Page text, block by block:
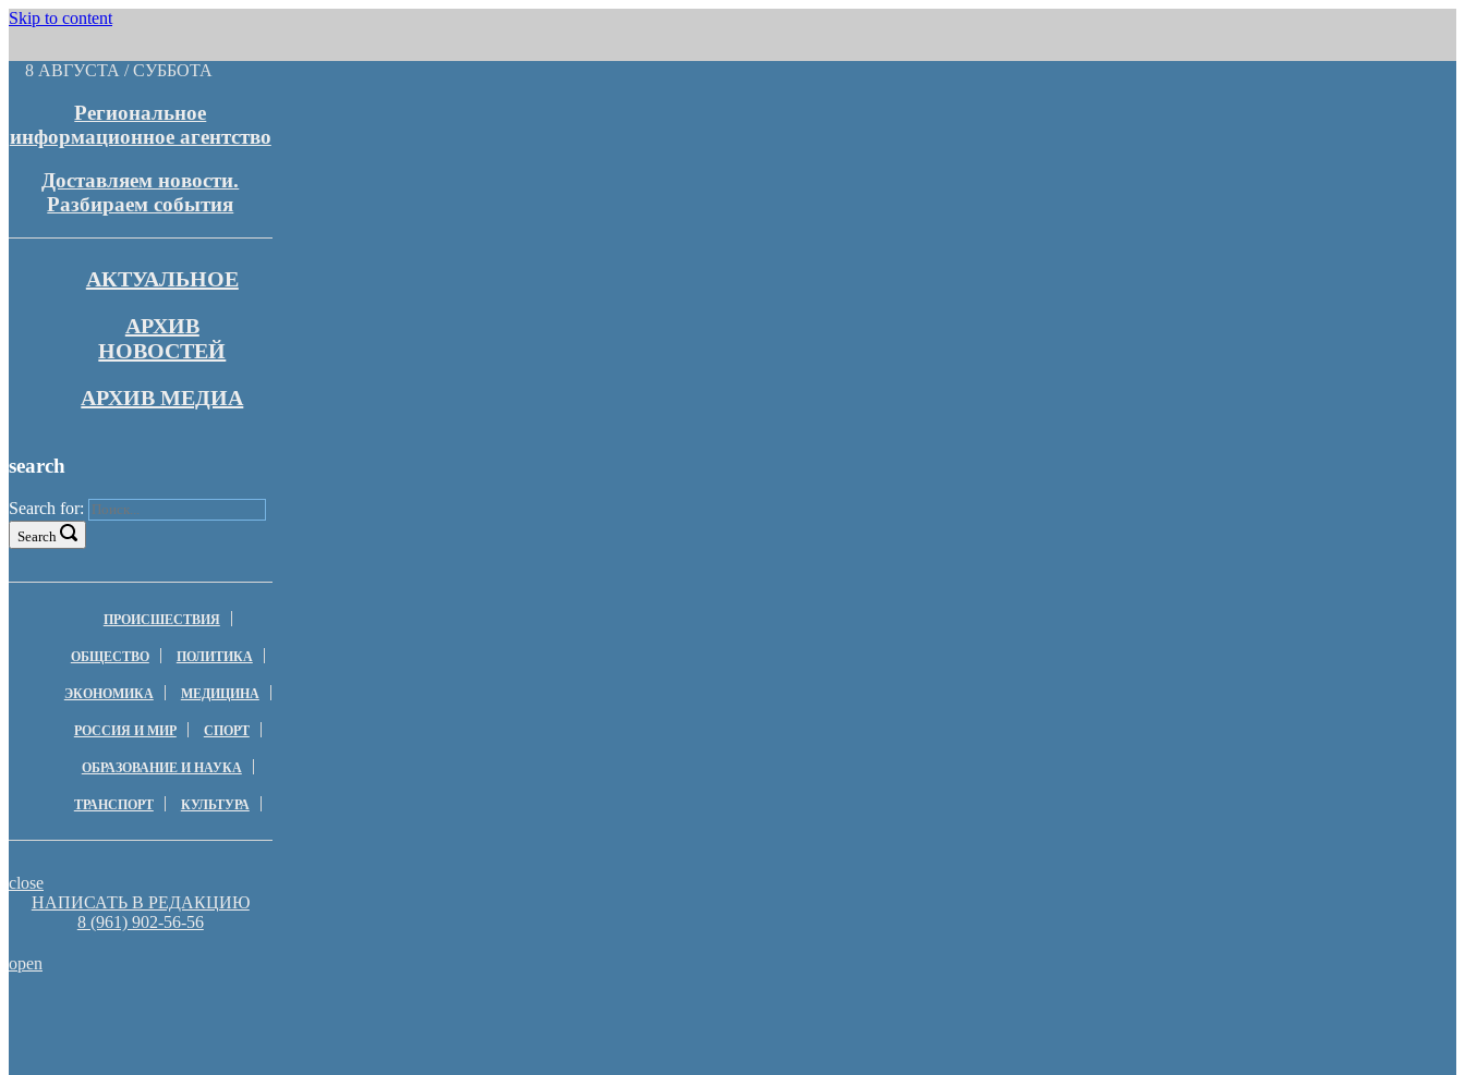
Skip to content
8 АВГУСТА / СУББОТА
Региональное
информационное агентство
Доставляем новости.
Разбираем события
АКТУАЛЬНОЕ
АРХИВ
НОВОСТЕЙ
АРХИВ МЕДИА
search
Search for:
Search
ПРОИСШЕСТВИЯ
ОБЩЕСТВО ПОЛИТИКА
ЭКОНОМИКА МЕДИЦИНА
РОССИЯ И МИР СПОРТ
ОБРАЗОВАНИЕ И НАУКА
ТРАНСПОРТ КУЛЬТУРА
close
НАПИСАТЬ В РЕДАКЦИЮ
8 (961) 902-56-56
open